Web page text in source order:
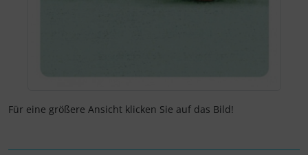
Für eine größere Ansicht klicken Sie auf das Bild!